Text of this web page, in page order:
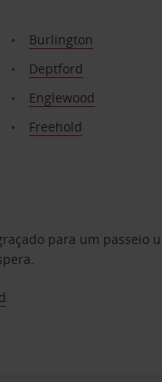
Burlington
Deptford
Englewood
Freehold
para um passeio
.